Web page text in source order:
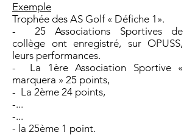
Exemple
Trophée des AS Golf « Défiche 1».
- 25 Associations Sportives de
collège ont enregistré, sur OPUSS,
leurs performances.
- La 1ère Association Sportive «
marquera » 25 points,
- La 2ème 24 points,
-...
-...
- la 25ème 1 point.